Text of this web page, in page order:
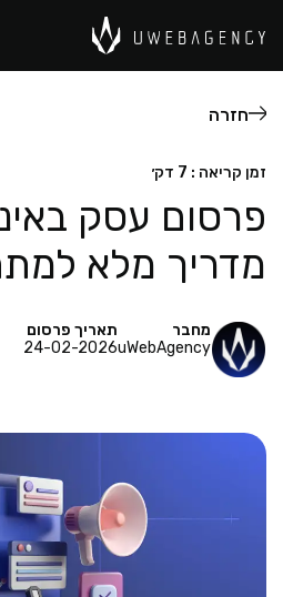
חזרה
זמן קריאה : 7 דק׳
פרסום עסק
מדריך מלא
מחבר
uWebAgency
תאריך פרסום
24-02-2026